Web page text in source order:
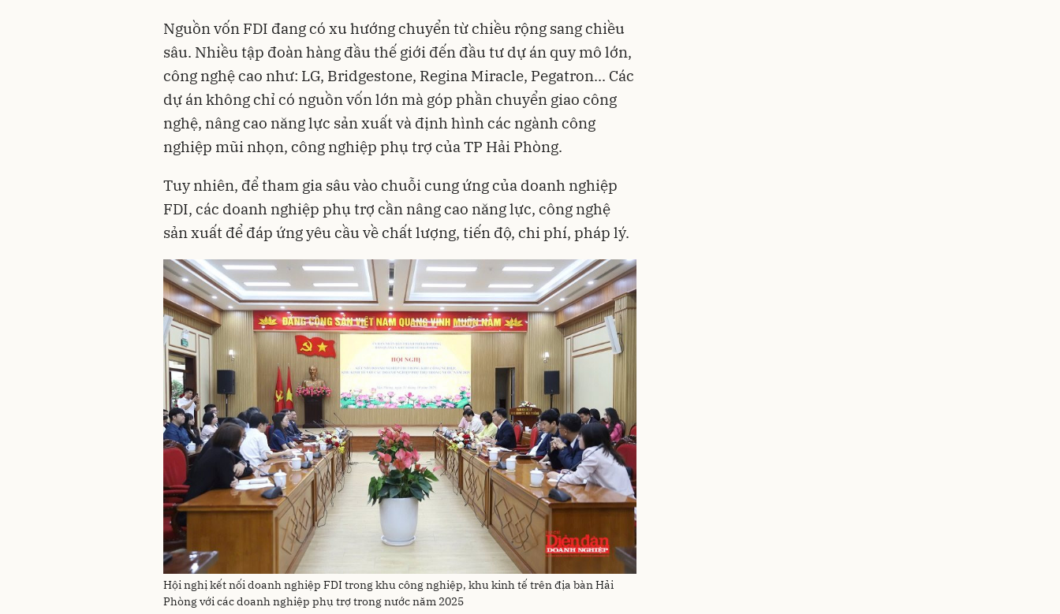
Nguồn vốn FDI đang có xu hướng chuyển từ chiều rộng sang chiều
sâu. Nhiều tập đoàn hàng đầu thế giới đến đầu tư dự án quy mô lớn,
công nghệ cao như: LG, Bridgestone, Regina Miracle, Pegatron... Các
dự án không chỉ có nguồn vốn lớn mà góp phần chuyển giao công
nghệ, nâng cao năng lực sản xuất và định hình các ngành công
nghiệp mũi nhọn, công nghiệp phụ trợ của TP Hải Phòng.
Tuy nhiên, để tham gia sâu vào chuỗi cung ứng của doanh nghiệp
FDI, các doanh nghiệp phụ trợ cần nâng cao năng lực, công nghệ
sản xuất để đáp ứng yêu cầu về chất lượng, tiến độ, chi phí, pháp lý.
Hội nghị kết nối doanh nghiệp FDI trong khu công nghiệp, khu kinh tế trên địa bàn Hải
Phòng với các doanh nghiệp phụ trợ trong nước năm 2025